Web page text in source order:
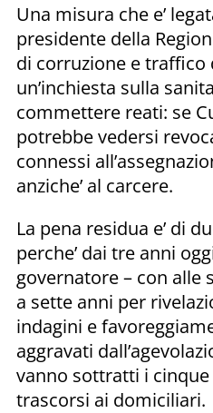
Una misura che e’
presidente della
di corruzione e traffico
un’inchiesta sulla
commettere reati: se
potrebbe vedersi
connessi
anziche’ al carcere.
La pena residua e’ di
perche’ dai tre anni
governatore – con alle
a sette anni per
indagini e
aggravati
vanno sottratti i cinque
trascorsi ai domiciliari.